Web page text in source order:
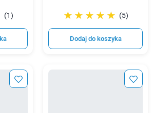
(1) ☆☆☆☆☆
★★★★★ (5)
Dodaj do koszyka